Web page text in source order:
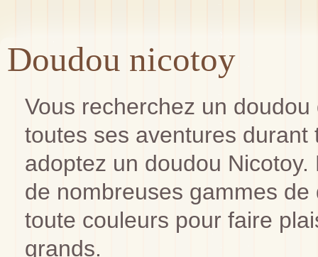
Doudou nicotoy
Vous recherchez un
toutes ses aventures
adoptez un doudou
de nombreuses gammes
toute couleurs pour faire
grands.